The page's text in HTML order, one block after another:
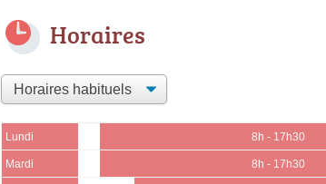
Horaires
Lundi 8h - 17h30
Mardi 8h - 17h30